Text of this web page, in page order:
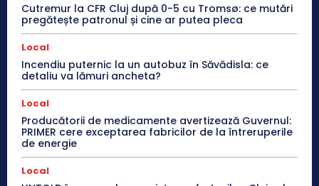
Cutremur la CFR Cluj după 0-5 cu Tromsø: ce mutări
pregătește patronul și cine ar putea pleca
Local
Incendiu puternic la un autobuz în Săvădisla: ce
detaliu va lămuri ancheta?
Local
Producătorii de medicamente avertizează Guvernul:
PRIMER cere exceptarea fabricilor de la întreruperile
de energie
Local